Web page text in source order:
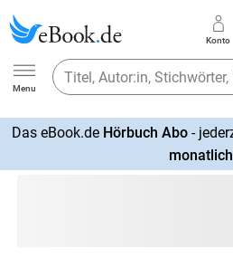
Ebook.de
Menu
Konto
Das eBook.de Hörbuch Abo-
monatlich